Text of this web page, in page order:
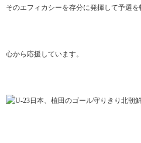
そのエフィカシーを存分に発揮して予選を
心から応援しています。